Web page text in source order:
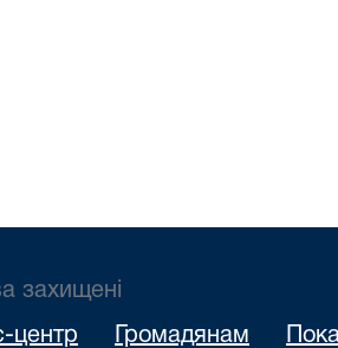
захищені
центр Громадянам